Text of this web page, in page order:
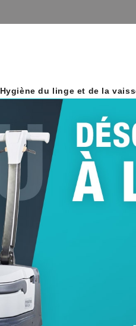
Hygiène du linge et de la